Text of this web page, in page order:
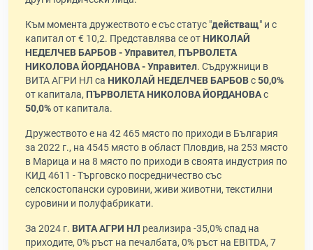
Към момента дружеството е със статус "действащ" и с
капитал от € 10,2. Представлява се от НИКОЛАЙ
НЕДЕЛЧЕВ БАРБОВ - Управител, ПЪРВОЛЕТА
НИКОЛОВА ЙОРДАНОВА - Управител. Съдружници в
ВИТА АГРИ НЛ са НИКОЛАЙ НЕДЕЛЧЕВ БАРБОВс50,0%
от капитала, ПЪРВОЛЕТА НИКОЛОВА ЙОРДАНОВАс
50,0%от капитала.
Дружеството е на 42 465 място по приходи в България
за 2022 г., на 4545 място в област Пловдив, на 253 място
в Марица и на 8 място по приходи в своята индустрия по
КИД 4611 - Търговско посредничество със
селскостопански суровини, живи животни, текстилни
суровини и полуфабрикати.
За 2024 г. ВИТА АГРИ НЛ реализира -35,0% спад на
приходите, 0% ръст на печалбата, 0% ръст на EBITDA, 7